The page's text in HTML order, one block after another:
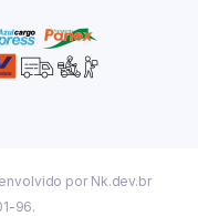
por Nk.dev.br
96.